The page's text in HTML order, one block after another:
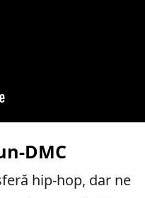
DMC
hip-hop, dar ne